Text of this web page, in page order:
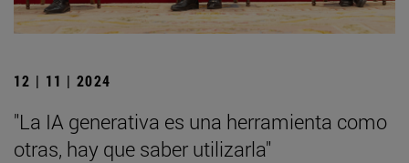
12 | 11 | 2024
"La IA generativa es una herramienta como
otras, hay que saber utilizarla"